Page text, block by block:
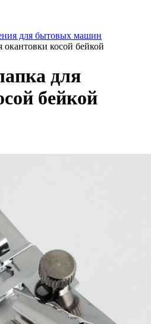
для бытовых машин
окантовки косой бейкой
для
бейкой